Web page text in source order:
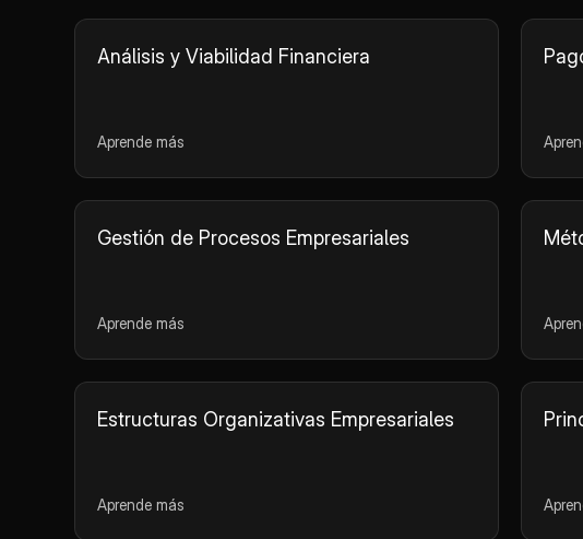
Análisis y Viabilidad Financiera
Aprende más
Gestión de Procesos Empresariales
Aprende más
Estructuras Organizativas Empresariales
Aprende más